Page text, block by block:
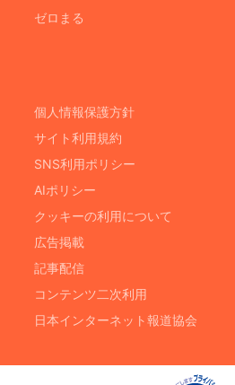
ゼロまる
個人情報保護方針
サイト利用規約
SNS利用ポリシー
AIポリシー
クッキーの利用について
広告掲載
記事配信
コンテンツ二次利用
日本インターネット報道協会